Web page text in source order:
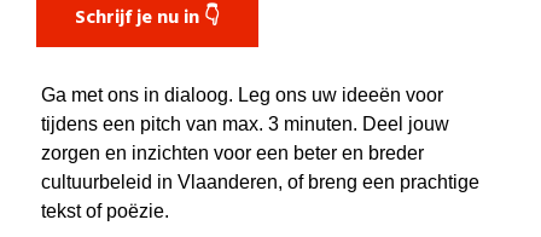
Schrijf je nu in 👇
Ga met ons in dialoog. Leg ons uw ideeën voor
tijdens een pitch van max. 3 minuten. Deel jouw
zorgen en inzichten voor een beter en breder
cultuurbeleid in Vlaanderen, of breng een prachtige
tekst of poëzie.